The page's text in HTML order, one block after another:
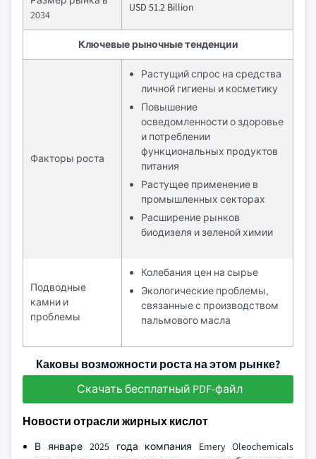
2034
USD 51.2 Billion
Ключевые рыночные тенденции
Факторы роста
Растущий спрос на средства
личной гигиены и косметику
Повышение
осведомленности о здоровье
и потреблении
функциональных продуктов
питания
Растущее применение в
промышленных секторах
Расширение рынков
биодизеля и зеленой химии
Подводные
камни и
проблемы
Колебания цен на сырье
Экологические проблемы,
связанные с производством
пальмового масла
Каковы возможности роста на этом рынке?
Скачать бесплатный PDF-файл
Новости отрасли жирных кислот
В январе 2025 года компания Emery Oleochemicals